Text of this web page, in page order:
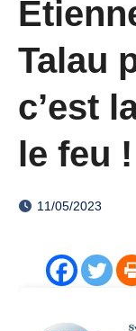
Talau
c’est
le feu !
11/05/2023